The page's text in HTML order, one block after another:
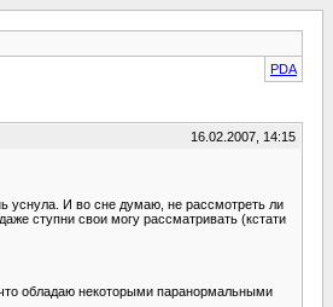
PDA
16.02.2007, 14:15
уснула. И во сне думаю, не рассмотреть ли
ступни свои могу рассматривать (кстати
обладаю некоторыми паранормальными